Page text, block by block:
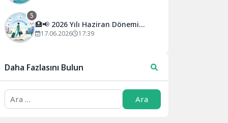
5
🏥📢 2026 Yılı Haziran Dönemi
İsteğe Bağlı İller Arası Yer
17.06.2026 17:39
Daha Fazlasını Bulun